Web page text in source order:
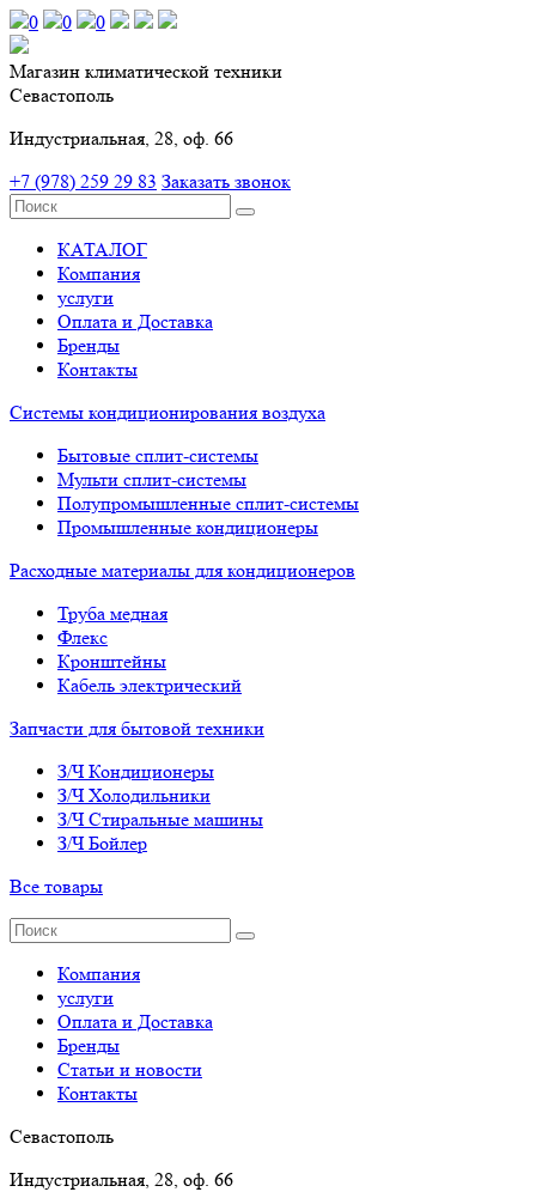
0 0 0
Магазин климатической техники
Севастополь
Индустриальная, 28, оф. 66
+7 (978) 259 29 83 Заказать звонок
КАТАЛОГ
Компания
услуги
Оплата и Доставка
Бренды
Контакты
Системы кондиционирования воздуха
Бытовые сплит-системы
Мульти сплит-системы
Полупромышленные сплит-системы
Промышленные кондиционеры
Расходные материалы для кондиционеров
Труба медная
Флекс
Кронштейны
Кабель электрический
Запчасти для бытовой техники
З/Ч Кондиционеры
З/Ч Холодильники
З/Ч Стиральные машины
З/Ч Бойлер
Все товары
Компания
услуги
Оплата и Доставка
Бренды
Статьи и новости
Контакты
Севастополь
Индустриальная, 28, оф. 66